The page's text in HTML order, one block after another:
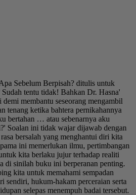
Sebelum Berpisah? ditulis untuk
tentu tidak! Bahkan Dr. Hasna'
membantu seseorang mengambil
tenang ketika bahtera pernikahannya
bertahan … atau sebenarnya aku
Soalan ini tidak wajar dijawab dengan
bersalah yang menghantui diri kita
ini memerlukan ilmu, pertimbangan
kita berlaku jujur terhadap realiti
di sinilah buku ini berperanan penting.
kita untuk memahami sempadan
sendiri, hukum-hakam perceraian serta
selepas menempuh badai tersebut.